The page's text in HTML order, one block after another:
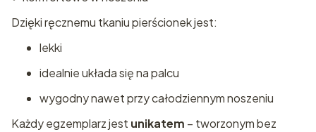
Dzięki ręcznemu tkaniu pierścionek jest:
lekki
idealnie układa się na palcu
wygodny nawet przy całodziennym noszeniu
Każdy egzemplarz jest unikatem – tworzonym bez